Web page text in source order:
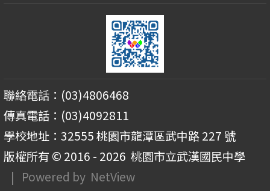
聯絡電話：(03)4806468
傳真電話：(03)4092811
學校地址：32555 桃園市龍潭區武中路 227 號
版權所有 © 2016 - 2026 桃園市立武漢國民中學
| Powered by NetView